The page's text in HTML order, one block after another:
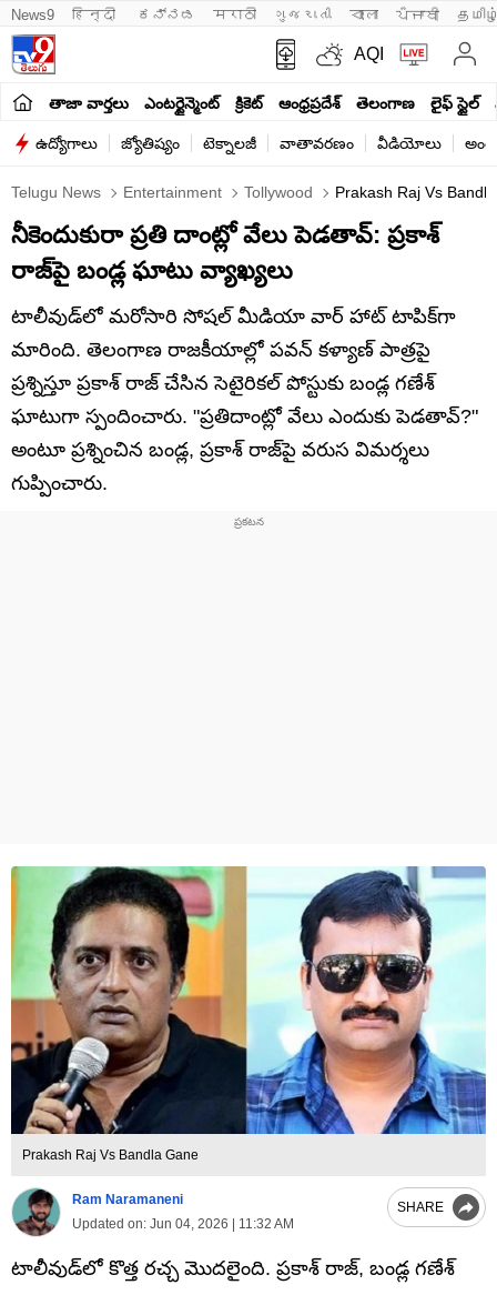
News9 हिन्दी ಕನ್ನಡ मराठी ગુજરાતી বাংলা ਪੰਜਾਬੀ
AQI
తాజా వార్తలు ఎంటర్టైన్మెంట్ క్రికెట్ ఆంధ్రప్రదేశ్ తెలంగాణ లైఫ్ స్టైల్
ఉద్యోగాలు జ్యోతిష్యం టెక్నాలజీ వాతావరణం వీడియోలు
Telugu News Entertainment Tollywood Prakash Raj Vs
నీకెందుకురా ప్రతి దాంట్లో వేలు పెడతావ్: ప్రకాశ్
రాజ్‌పై బండ్ల ఘాటు వ్యాఖ్యలు
టాలీవుడ్‌లో మరోసారి సోషల్ మీడియా వార్ హాట్ టాపిక్‌గా
మారింది. తెలంగాణ రాజకీయాల్లో పవన్ కళ్యాణ్ పాత్రపై
ప్రశ్నిస్తూ ప్రకాశ్ రాజ్ చేసిన సెటైరికల్ పోస్టుకు బండ్ల గణేశ్
ఘాటుగా స్పందించారు. "ప్రతిదాంట్లో వేలు ఎందుకు పెడతావ్?"
అంటూ ప్రశ్నించిన బండ్ల, ప్రకాశ్ రాజ్‌పై వరుస విమర్శలు
గుప్పించారు.
Prakash Raj Vs Bandla Gane
Ram Naramaneni
Updated on: Jun 04, 2026 | 11:32 AM
SHARE
టాలీవుడ్‌లో కొత్త రచ్చ మొదలైంది. ప్రకాశ్ రాజ్, బండ్ల గణేశ్